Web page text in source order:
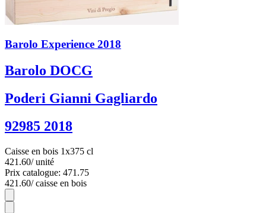
Barolo Experience 2018
Barolo DOCG
Poderi Gianni Gagliardo
92985 2018
Caisse en bois 1x375 cl
421.60/ unité
Prix catalogue: 471.75
421.60/ caisse en bois